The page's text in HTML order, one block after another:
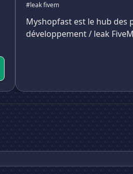
#leak fivem
Myshopfast est le hub des
développement / leak